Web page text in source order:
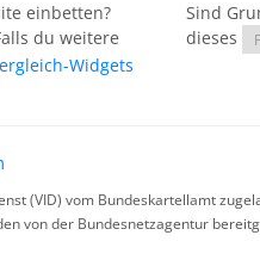
einbetten?
du weitere
Widgets
Sind
dieses
(VID) vom Bundeskartellamt
von der Bundesnetzagentur